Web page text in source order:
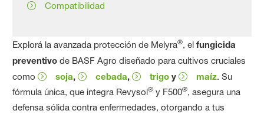
Compatibilidad
Explorá la avanzada protección de Melyra®, elfungicida
preventivo de BASF Agro diseñado para cultivos cruciales
como
soja, cebada, trigo y maíz. Su
fórmula única, que integra Revysol® y F500®, asegura una
defensa sólida contra enfermedades, otorgando a tus